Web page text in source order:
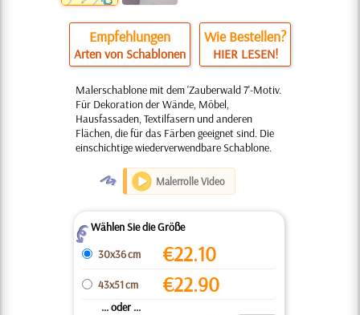
Empfehlungen
Arten von Schablonen
Wie Bestellen?
HIER LESEN!
Malerschablone mit dem 'Zauberwald 7'-Motiv.
Für Dekoration der Wände, Möbel,
Hausfassaden, Textilfasern und anderen
Flächen, die für das Färben geeignet sind. Die
einschichtige wiederverwendbare Schablone.
O Malerrolle Video
ZWählen Sie die Größe
30x36 cm
€22.10
43x51 cm €22.90
... oder ...